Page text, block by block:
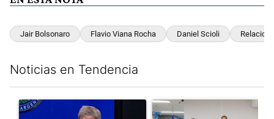
Jair Bolsonaro Flavio Viana Rocha Daniel Scioli
Noticias en Tendencia
Un artículo de tendencia con el título "Luis Caputo aclaró sus
Un artículo de tendencia con